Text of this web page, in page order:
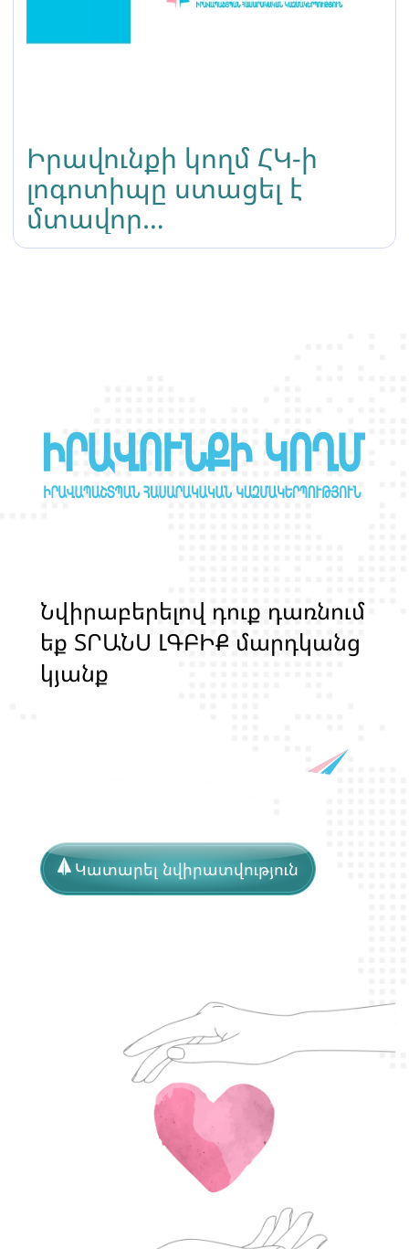
Իրավունքի կողմ ՀԿ-ի
լոգոտիպը ստացել է
մտավոր
սեփականության
Նվիրաբերելով դոք դառնոմ
եք ՏՐԱՆՍ ԼԳԲԻՔ մարդկանց
կյանք
Կատարել նվիրատվություն